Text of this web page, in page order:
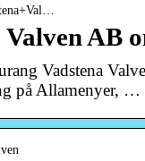
Valven AB
Vadstena
på Allamenyer, …